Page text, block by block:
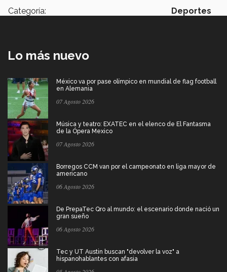
Categoría: Deportes
Lo más nuevo
México va por pase olímpico en mundial de flag football
en Alemania
07 Agosto 2026
Música y teatro: EXATEC en el elenco de El Fantasma
de la Ópera Mexico
07 Agosto 2026
Borregos CCM van por el campeonato en liga mayor de
americano
06 Agosto 2026
De PrepaTec Qro al mundo: el escenario donde nació un
gran sueño
06 Agosto 2026
Tec y UT Austin buscan "devolver la voz" a
hispanohablantes con afasia